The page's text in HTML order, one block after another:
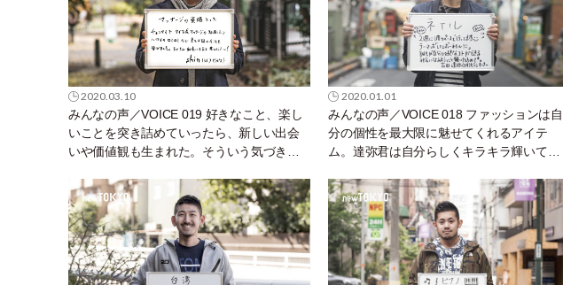
2020.03.10
みんなの声／VOICE 019 好きなこと、楽し
いことを突き詰めていったら、新しい出会
いや価値観も生まれた。そういう気づきっ
2020.01.01
みんなの声／VOICE 018 ファッションは自
分の個性を最大限に魅せてくれるアイテ
ム。達弥君は自分らしくキラキラ輝いてま